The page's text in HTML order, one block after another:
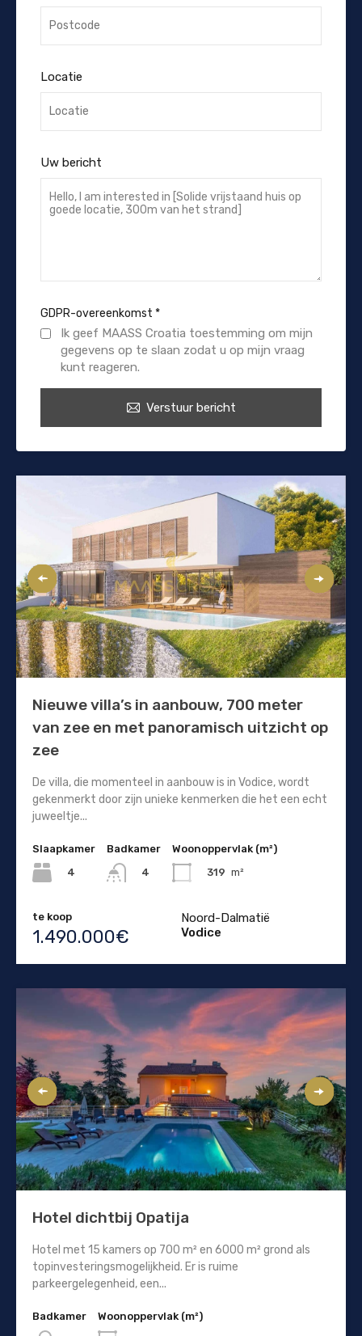
Locatie
Uw bericht
GDPR-overeenkomst *
Ik geef MAASS Croatia toestemming om mijn
gegevens op te slaan zodat u op mijn vraag
kunt reageren.
Verstuur bericht
Nieuwe villa’s in aanbouw, 700 meter
van zee en met panoramisch uitzicht op
zee
De villa, die momenteel in aanbouw is in Vodice, wordt
gekenmerkt door zijn unieke kenmerken die het een echt
juweeltje...
Slaapkamer
4
Badkamer
4
Woonoppervlak (m²)
319 m²
te koop
1.490.000€
Noord-Dalmatië
Vodice
Hotel dichtbij Opatija
Hotel met 15 kamers op 700 m² en 6000 m² grond als
topinvesteringsmogelijkheid. Er is ruime
parkeergelegenheid, een...
Badkamer
Woonoppervlak (m²)